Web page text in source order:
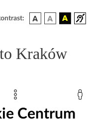
Kraków
Centrum